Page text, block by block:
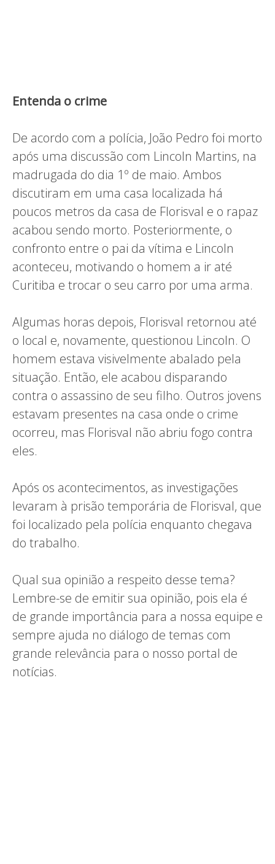
Entenda o crime
De acordo com a polícia, João Pedro foi morto
após uma discussão com Lincoln Martins, na
madrugada do dia 1º de maio. Ambos
discutiram em uma casa localizada há
poucos metros da casa de Florisval e o rapaz
acabou sendo morto. Posteriormente, o
confronto entre o pai da vítima e Lincoln
aconteceu, motivando o homem a ir até
Curitiba e trocar o seu carro por uma arma.
Algumas horas depois, Florisval retornou até
o local e, novamente, questionou Lincoln. O
homem estava visivelmente abalado pela
situação. Então, ele acabou disparando
contra o assassino de seu filho. Outros jovens
estavam presentes na casa onde o crime
ocorreu, mas Florisval não abriu fogo contra
eles.
Após os acontecimentos, as investigações
levaram à prisão temporária de Florisval, que
foi localizado pela polícia enquanto chegava
do trabalho.
Qual sua opinião a respeito desse tema?
Lembre-se de emitir sua opinião, pois ela é
de grande importância para a nossa equipe e
sempre ajuda no diálogo de temas com
grande relevância para o nosso portal de
notícias.